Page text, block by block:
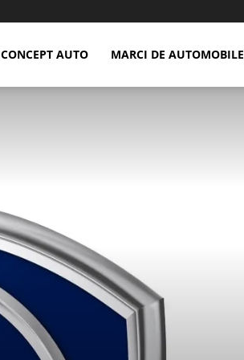
CONCEPT AUTO MARCI DE AUTOMOBILE